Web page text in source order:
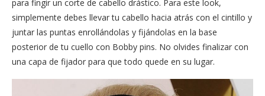
para fingir un corte de cabello drástico. Para este look,
simplemente debes llevar tu cabello hacia atrás con el cintillo y
juntar las puntas enrollándolas y fijándolas en la base
posterior de tu cuello con Bobby pins. No olvides finalizar con
una capa de fijador para que todo quede en su lugar.